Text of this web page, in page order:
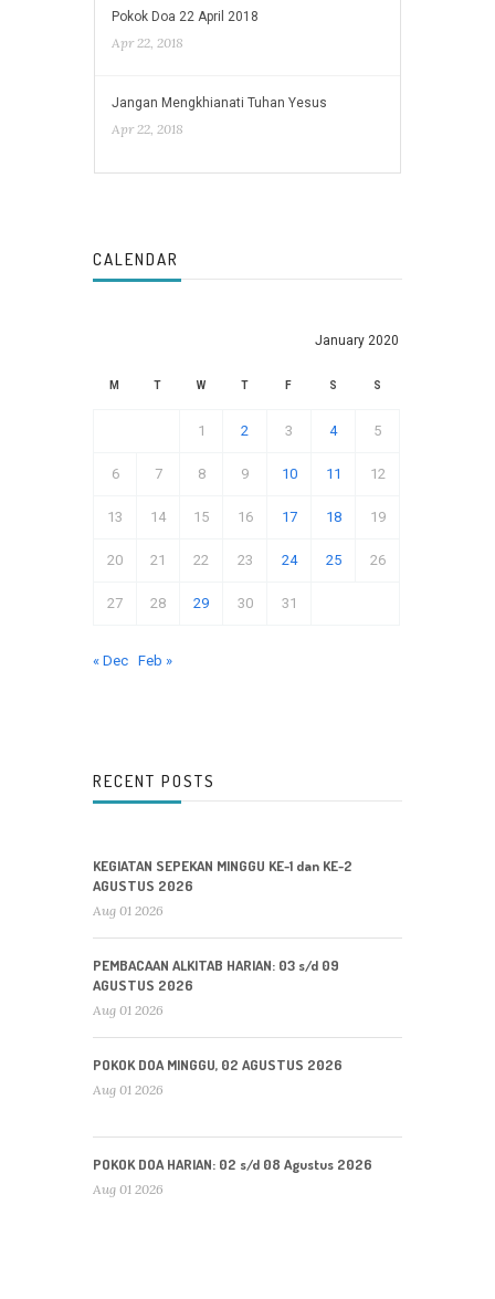
Pokok Doa 22 April 2018
Apr 22, 2018
Jangan Mengkhianati Tuhan Yesus
Apr 22, 2018
CALENDAR
January 2020
M T W T F S S
1 2 3 4 5
6 7 8 9 10 11 12
13 14 15 16 17 18 19
20 21 22 23 24 25 26
27 28 29 30 31
« Dec Feb »
RECENT POSTS
KEGIATAN SEPEKAN MINGGU KE-1 dan KE-2
AGUSTUS 2026
Aug 01 2026
PEMBACAAN ALKITAB HARIAN: 03 s/d 09
AGUSTUS 2026
Aug 01 2026
POKOK DOA MINGGU, 02 AGUSTUS 2026
Aug 01 2026
POKOK DOA HARIAN: 02 s/d 08 Agustus 2026
Aug 01 2026